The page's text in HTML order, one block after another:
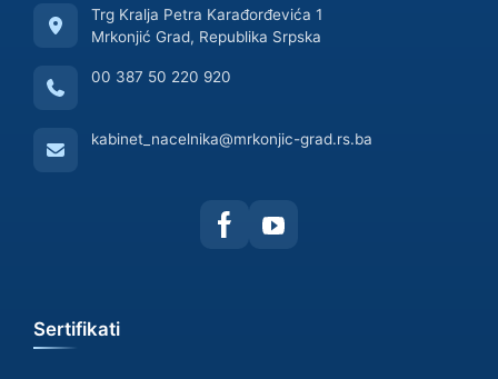
Trg Kralja Petra Karađorđevića 1
Mrkonjić Grad, Republika Srpska
00 387 50 220 920
kabinet_nacelnika@mrkonjic-grad.rs.ba
Sertifikati